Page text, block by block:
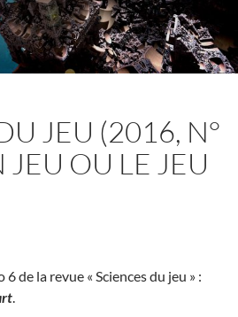
JEU (2016, N°
JEU OU LE JEU
de la revue « Sciences du jeu » :
.